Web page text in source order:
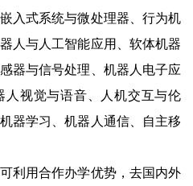
入式系统与微处理器、行为机
人与人工智能应用、软体机器
器与信号处理、机器人电子应
人视觉与语音、人机交互与伦
器学习、机器人通信、自主移
利用合作办学优势，去国内外